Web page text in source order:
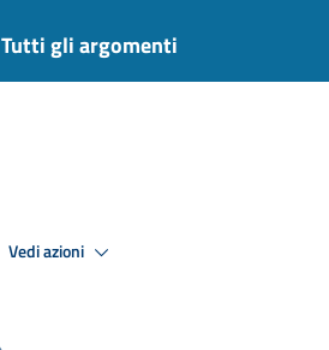
Tutti gli argomenti
Vedi azioni